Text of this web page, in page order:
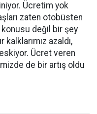
Ücretim yok
zaten otobüsten
değil bir şey
azaldı,
Ücret veren
de bir artış oldu